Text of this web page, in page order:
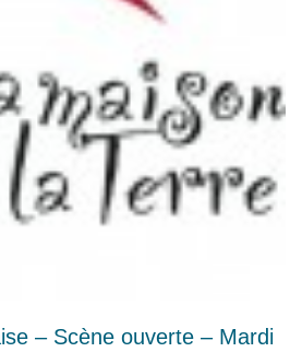
– Scène ouverte – Mardi